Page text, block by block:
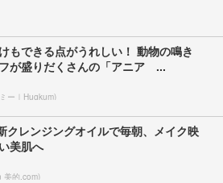
もできる点がうれしい！ 動物の鳴き
が盛りだくさんの「アニア ...
ー｜Hugkum)
クレンジングオイルで毎朝、メイク映
美肌へ
美的.com)